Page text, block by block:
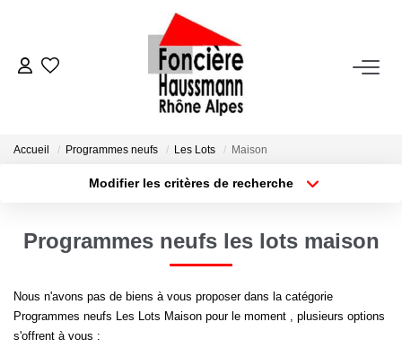
ACHETER
LOUER
Nos Biens En Location
Estimation
Accueil Programmes neufs Les Lots Maison
Modifier les critères de recherche
Appartement
Type de bien
Budget max Plus de critères
Programmes neufs les lots maison
Nous n'avons pas de biens à vous proposer dans la catégorie
Programmes neufs Les Lots Maison pour le moment , plusieurs options
s'offrent à vous :